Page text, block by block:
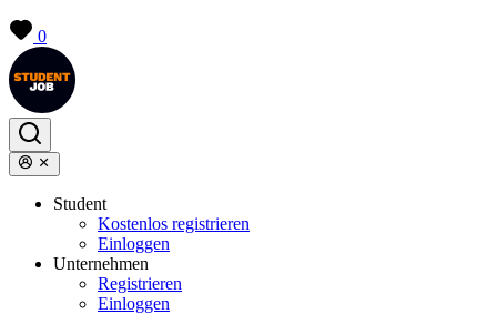
0
Student
Kostenlos registrieren
Einloggen
Unternehmen
Registrieren
Einloggen